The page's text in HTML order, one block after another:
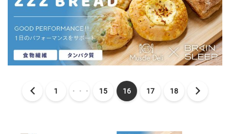
1 ・・・ 15 16 17 18